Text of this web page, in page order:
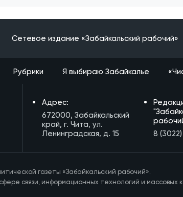
Сетевое издание «Забайкальский рабочий»
Рубрики Я выбираю Забайкалье
Адрес:
672000, Забайкальский
край, г. Чита, ул.
Ленинградская, д. 15
8
газеты «Забайкальский рабочий».
связи, информационных технологий и